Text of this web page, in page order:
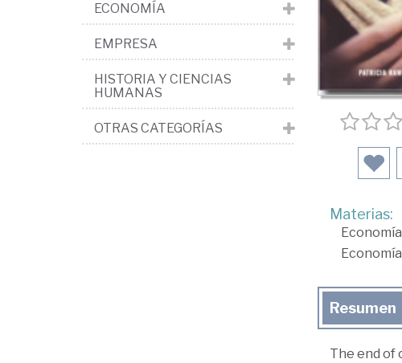
Materias:
Economía
Economía
Resumen
The end of
ECONOMÍA
EMPRESA
HISTORIA Y CIENCIAS
HUMANAS
OTRAS CATEGORÍAS